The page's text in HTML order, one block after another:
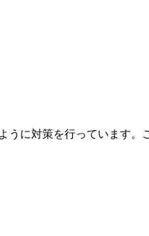
に対策を行っています